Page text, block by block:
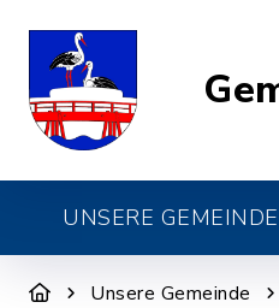
UNSERE GEMEINDE
Unsere Gemeinde